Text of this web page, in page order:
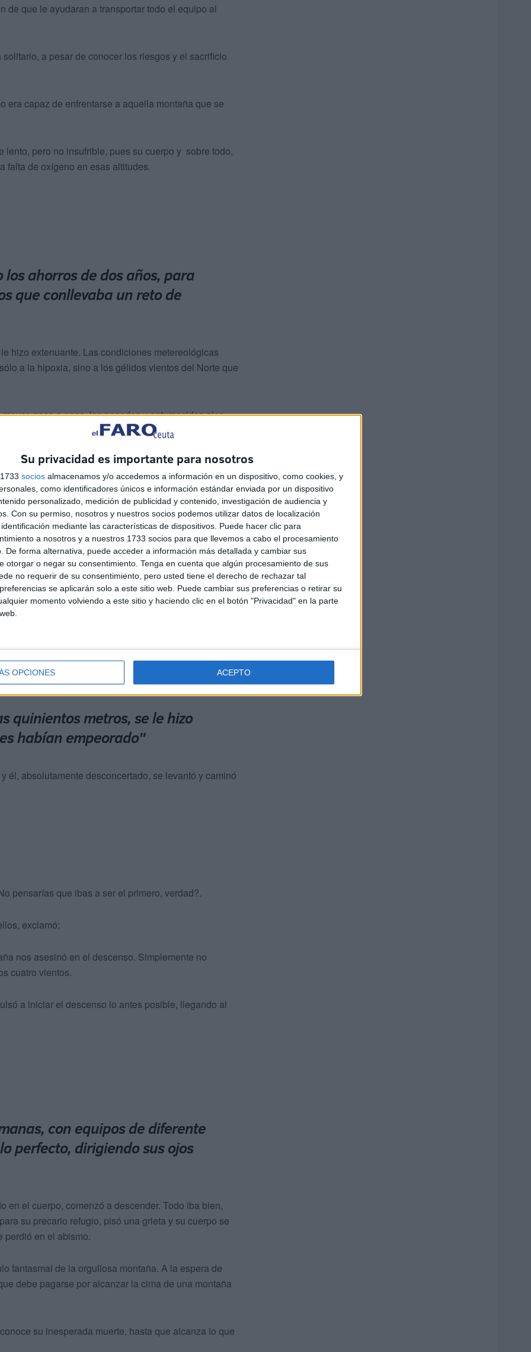
Su privacidad es importante para nosotros
socios almacenamos y/o accedemos a información en un dispositivo, como cookies, y
como identificadores únicos e información estándar enviada por un dispositivo
personalizado, medición de publicidad y contenido, investigación de audiencia y
Con su permiso, nosotros y nuestros socios podemos utilizar datos de localización
mediante las características de dispositivos. Puede hacer clic para
a nosotros y a nuestros 1733 socios para que llevemos a cabo el procesamiento
De forma alternativa, puede acceder a información más detallada y cambiar sus
otorgar o negar su consentimiento. Tenga en cuenta que algún procesamiento de sus
no requerir de su consentimiento, pero usted tiene el derecho de rechazar tal
se aplicarán solo a este sitio web. Puede cambiar sus preferencias o retirar su
momento volviendo a este sitio y haciendo clic en el botón "Privacidad" en la parte
OPCIONES ACEPTO
de que le ayudaran a transportar todo el equipo al
a pesar de conocer los riesgos y el sacrificio
era capaz de enfrentarse a aquella montaña que se
pero no insufrible, pues su cuerpo y sobre todo,
falta de oxígeno en esas altitudes.
ahorros de dos años, para
que conllevaba un reto de
hizo extenuante. Las condiciones metereológicas
a la hipoxia, sino a los gélidos vientos del Norte que
paso a paso, los pesados y entumecidos pies.
arisca cima, contempló uno de los más bellos
pequeño oso de peluche que su hija le había
montaña.
iniciar el descenso.
su posición, el corazón se le paró.
diferente época, formaban un círculo perfecto,
quinientos metros, se le hizo
habían empeorado"
él, absolutamente desconcertado, se levantó y caminó
pensarías que ibas a ser el primero, verdad?.
exclamó:
nos asesinó en el descenso. Simplemente no
cuatro vientos.
a iniciar el descenso lo antes posible, llegando al
con equipos de diferente
perfecto, dirigiendo sus ojos
el cuerpo, comenzó a descender. Todo iba bien,
su precario refugio, pisó una grieta y su cuerpo se
perdió en el abismo.
fantasmal de la orgullosa montaña. A la espera de
debe pagarse por alcanzar la cima de una montaña
su inesperada muerte, hasta que alcanza lo que